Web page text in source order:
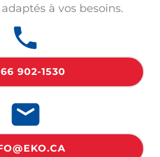
à vos besoins.
902-1530